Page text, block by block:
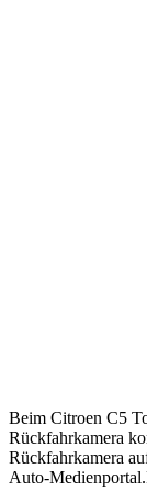
Beim Citroen C5
Rückfahrkamera
Rückfahrkamera
Auto-